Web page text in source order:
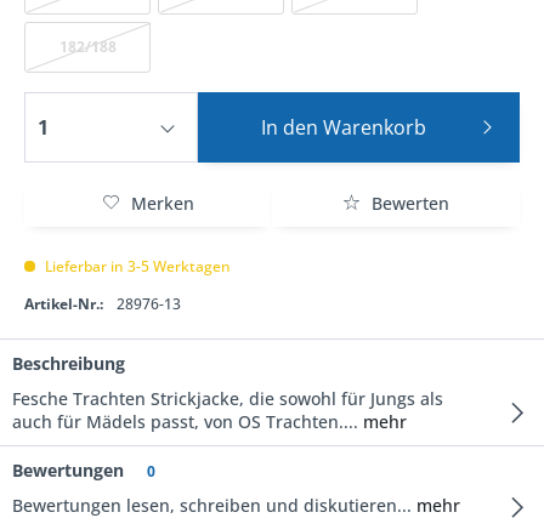
182/188
In den Warenkorb
Merken Bewerten
Lieferbar in 3-5 Werktagen
Artikel-Nr.:
28976-13
Beschreibung
Fesche Trachten Strickjacke, die sowohl für Jungs als
auch für Mädels passt, von OS Trachten.... mehr
Bewertungen 0
Bewertungen lesen, schreiben und diskutieren... mehr